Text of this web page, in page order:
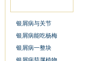
银屑病与关节
银屑病能吃杨梅
银屑病一整块